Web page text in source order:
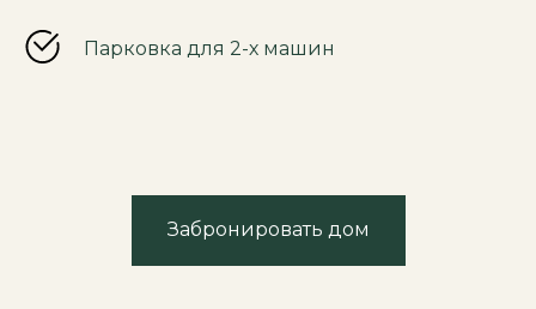
Парковка для 2-х машин
Забронировать дом